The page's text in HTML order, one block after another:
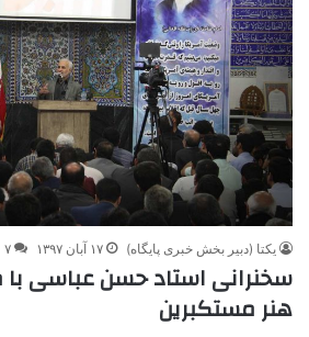
یکتا (دبیر بخش خبری پایگاه) ۱۷ آبان ۱۳۹۷ ۷
سخنرانی استاد حسن عباسی
هنر مستکبرین